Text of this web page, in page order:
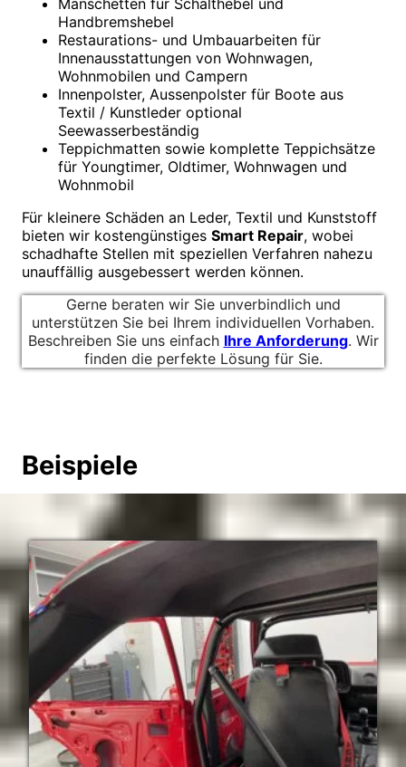
Manschetten für Schalthebel und
Handbremshebel
Restaurations- und Umbauarbeiten für
Innenausstattungen von Wohnwagen,
Wohnmobilen und Campern
Innenpolster, Aussenpolster für Boote aus
Textil / Kunstleder optional
Seewasserbeständig
Teppichmatten sowie komplette Teppichsätze
für Youngtimer, Oldtimer, Wohnwagen und
Wohnmobil
Für kleinere Schäden an Leder, Textil und Kunststoff
bieten wir kostengünstiges Smart Repair, wobei
schadhafte Stellen mit speziellen Verfahren nahezu
unauffällig ausgebessert werden können.
Gerne beraten wir Sie unverbindlich und
unterstützen Sie bei Ihrem individuellen Vorhaben.
Beschreiben Sie uns einfach Ihre Anforderung. Wir
finden die perfekte Lösung für Sie.
Beispiele